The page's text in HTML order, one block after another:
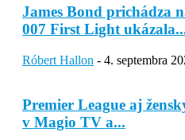
James Bond prichádza
007 First Light
Róbert Hallon - 4. septembra
Premier League aj
v Magio TV a...